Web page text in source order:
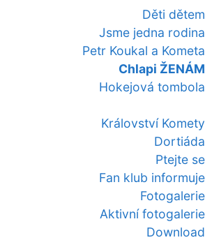
Děti dětem
Jsme jedna rodina
Petr Koukal a Kometa
Chlapi ŽENÁM
Hokejová tombola
Království Komety
Dortiáda
Ptejte se
Fan klub informuje
Fotogalerie
Aktivní fotogalerie
Download